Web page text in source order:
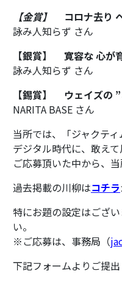
【金賞】
コロナ去り
詠み人知らず さん
【銀賞】 寛容な 心が
詠み人知らず さん
【錫賞】 ウェイズの
NARITA BASE さん
当所では、「ジャクテ
デジタル時代に、敢え
ご応募頂いた中から、
過去掲載の川柳はコチラ
特にお題の設定はござ
い。
※ご応募は、事務局（
下記フォームよりご提出